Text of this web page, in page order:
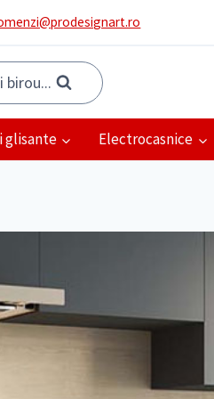
birou...
glisante Electrocasnice